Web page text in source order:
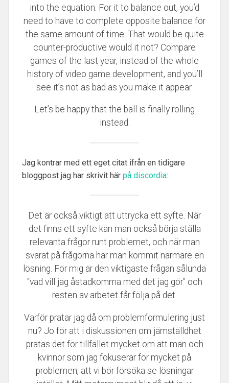
into the equation. For it to balance out, you’d
need to have to complete opposite balance for
the same amount of time. That would be quite
counter-productive would it not? Compare
games of the last year, instead of the whole
history of video game development, and you’ll
see it’s not as bad as you make it appear.
Let’s be happy that the ball is finally rolling
instead.
Jag kontrar med ett eget citat ifrån en tidigare
bloggpost jag har skrivit här på discordia:
Det är också viktigt att uttrycka ett syfte. När
det finns ett syfte kan man också börja ställa
relevanta frågor runt problemet, och när man
svarat på frågorna har man kommit närmare en
lösning. För mig är den viktigaste frågan sålunda
“vad vill jag åstadkomma med det jag gör” och
resten av arbetet får följa på det.
Varför pratar jag då om problemformulering just
nu? Jo för att i diskussionen om jämställdhet
pratas det för tillfället mycket om att män och
kvinnor som jag fokuserar för mycket på
problemen, att vi bör försöka se lösningar